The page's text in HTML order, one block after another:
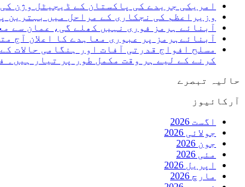
امریکی جریدے کی پاکستان کے ڈیجیٹل وژن
وزیراعظم کی نجکاری کے مراحل میں بہترین
آبنائے ہرمز فوری نہیں کھلے گی، عمان سے
آبنائےہرمز پر عبوری معاہدے کا اعلان آج
مسلح افواج قدرتی آفات اور ہنگامی حالات
کرنے کے لیے ہر وقت مکمل طور پر تیار ہیں۔
حالیہ تبصرے
آرکائیوز
اگست 2026
جولائی 2026
جون 2026
مئی 2026
اپریل 2026
مارچ 2026